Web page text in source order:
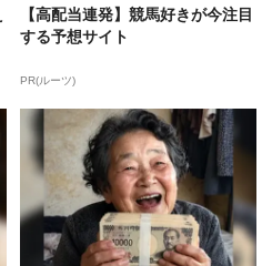
【高配当連発】競馬好きが今注目
する予想サイト
PR(ルーツ)